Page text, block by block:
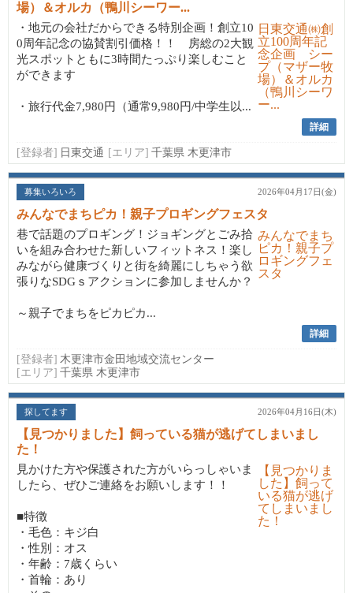
場）＆オルカ（鴨川シーワー...
・地元の会社だからできる特別企画！創立10
0周年記念の協賛割引価格！！ 房総の2大観
光スポットともに3時間たっぷり楽しむこと
ができます
・旅行代金7,980円（通常9,980円/中学生以...
詳細
[登録者] 日東交通 [エリア] 千葉県 木更津市
募集いろいろ 2026年04月17日(金)
みんなでまちピカ！親子プロギングフェスタ
巷で話題のプロギング！ジョギングとごみ拾
いを組み合わせた新しいフィットネス！楽し
みながら健康づくりと街を綺麗にしちゃう欲
張りなSDGｓアクションに参加しませんか？
～親子でまちをピカピカ...
詳細
[登録者] 木更津市金田地域交流センター
[エリア] 千葉県 木更津市
探してます 2026年04月16日(木)
【見つかりました】飼っている猫が逃げてしまいまし
た！
見かけた方や保護された方がいらっしゃいま
したら、ぜひご連絡をお願いします！！
■特徴
・毛色：キジ白
・性別：オス
・年齢：7歳くらい
・首輪：あり